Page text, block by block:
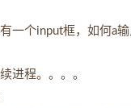
一个input框，如何a
进程。。。。